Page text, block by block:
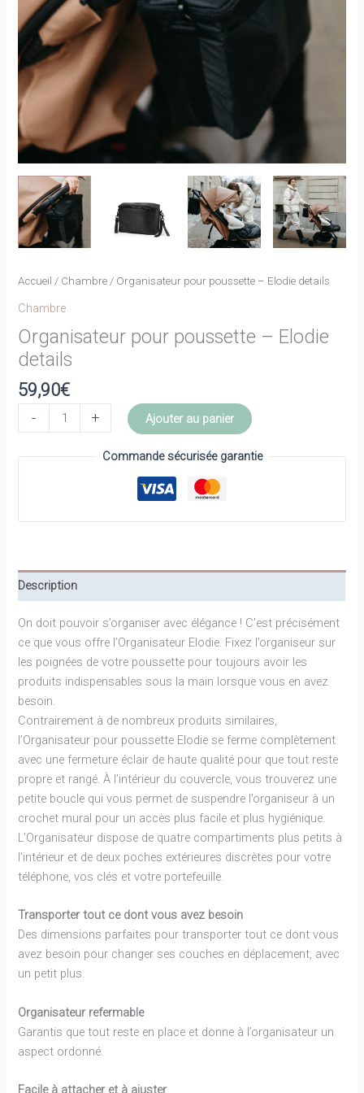
Accueil / Chambre / Organisateur pour poussette – Elodie details
Chambre
Organisateur pour poussette – Elodie
details
59,90€
-
de
+ Ajouter au panier
Commande sécurisée garantie
Description
On doit pouvoir s’organiser avec élégance ! C’est précisément
ce que vous offre l’Organisateur Elodie. Fixez l’organiseur sur
les poignées de votre poussette pour toujours avoir les
produits indispensables sous la main lorsque vous en avez
besoin.
Contrairement à de nombreux produits similaires,
l’Organisateur pour poussette Elodie se ferme complètement
avec une fermeture éclair de haute qualité pour que tout reste
propre et rangé. À l’intérieur du couvercle, vous trouverez une
petite boucle qui vous permet de suspendre l’organiseur à un
crochet mural pour un accès plus facile et plus hygiénique.
L’Organisateur dispose de quatre compartiments plus petits à
l’intérieur et de deux poches extérieures discrètes pour votre
téléphone, vos clés et votre portefeuille.
Transporter tout ce dont vous avez besoin
Des dimensions parfaites pour transporter tout ce dont vous
avez besoin pour changer ses couches en déplacement, avec
un petit plus.
Organisateur refermable
Garantis que tout reste en place et donne à l’organisateur un
aspect ordonné.
Facile à attacher et à ajuster